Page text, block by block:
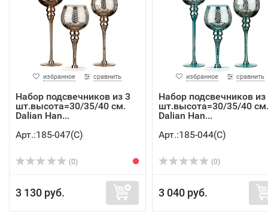
избранное сравнить
Набор подсвечников из 3
шт.высота=30/35/40 см.
Dalian Han...
Арт.:185-047(C)
(0)
3 130 руб.
избранное сравнить
Набор подсвечников из
шт.высота=30/35/40 см.
Dalian Han...
Арт.:185-044(C)
(0)
3 040 руб.